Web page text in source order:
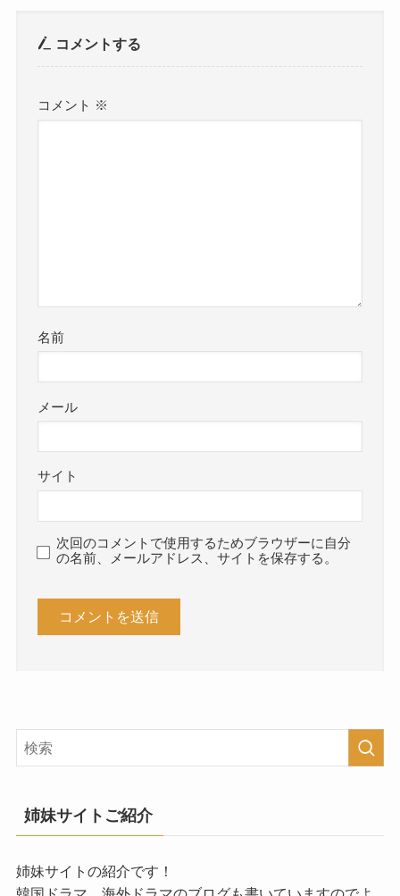
コメントする
コメント ※
名前
メール
サイト
次回のコメントで使用するためブラウザーに自分
の名前、メールアドレス、サイトを保存する。
姉妹サイトご紹介
姉妹サイトの紹介です！